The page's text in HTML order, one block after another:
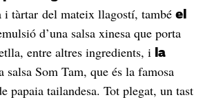
i tàrtar del mateix llagostí, també el
d’una salsa xinesa que porta
entre altres ingredients, i la
Som Tam, que és la famosa
papaia tailandesa. Tot plegat, un tast